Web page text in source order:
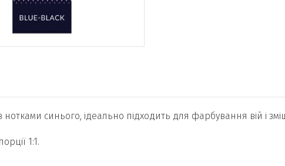
синього, ідеально підходить для фарбування вій і
1:1.